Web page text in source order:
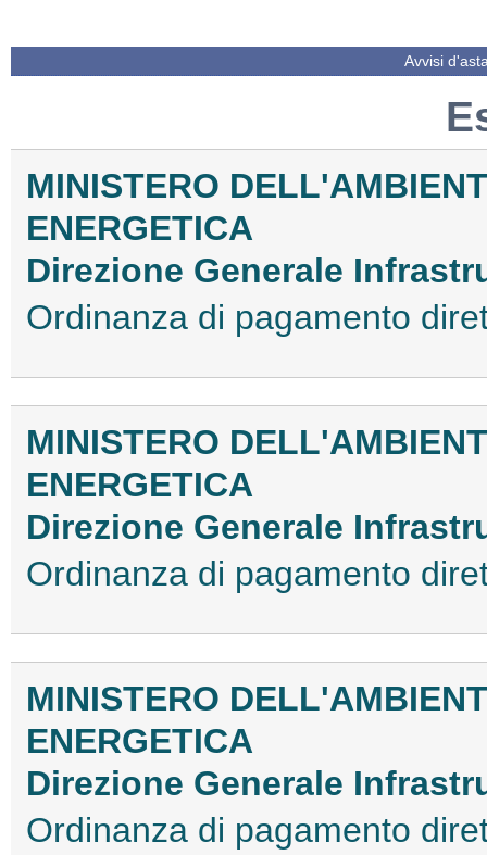
Avvisi
MINISTERO
ENERGETICA
Direzione Generale
Ordinanza di pagamento
MINISTERO
ENERGETICA
Direzione Generale
Ordinanza di pagamento
MINISTERO
ENERGETICA
Direzione Generale
Ordinanza di pagamento